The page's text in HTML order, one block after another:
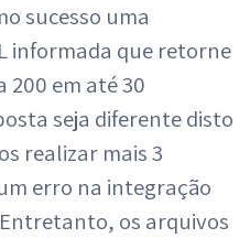
sucesso uma
informada que retorne
200 em até 30
seja diferente disto
realizar mais 3
erro na integração
os arquivos